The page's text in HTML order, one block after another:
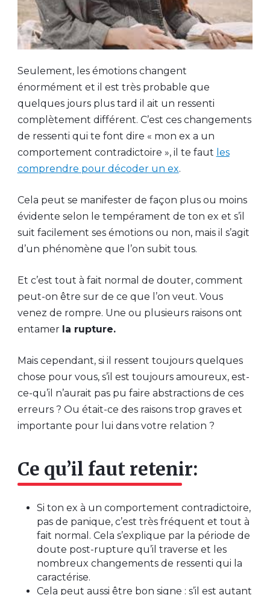
Seulement, les émotions changent
énormément et il est très probable que
quelques jours plus tard il ait un ressenti
complètement différent. C’est ces changements
de ressenti qui te font dire « mon ex a un
comportement contradictoire », il te faut les
comprendre pour décoder un ex.
Cela peut se manifester de façon plus ou moins
évidente selon le tempérament de ton ex et s’il
suit facilement ses émotions ou non, mais il s’agit
d’un phénomène que l’on subit tous.
Et c’est tout à fait normal de douter, comment
peut-on être sur de ce que l’on veut. Vous
venez de rompre. Une ou plusieurs raisons ont
entamer la rupture.
Mais cependant, si il ressent toujours quelques
chose pour vous, s’il est toujours amoureux, est-
ce-qu’il n’aurait pas pu faire abstractions de ces
erreurs ? Ou était-ce des raisons trop graves et
importante pour lui dans votre relation ?
Ce qu’il faut retenir:
Si ton ex à un comportement contradictoire,
pas de panique, c’est très fréquent et tout à
fait normal. Cela s’explique par la période de
doute post-rupture qu’il traverse et les
nombreux changements de ressenti qui la
caractérise.
Cela peut aussi être bon signe : s’il est autant